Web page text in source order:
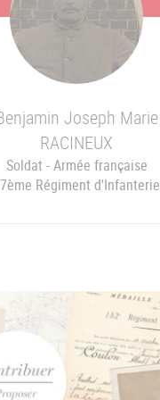
Joseph Marie
RACINEUX
Soldat - Armée française
Régiment d'Infanterie